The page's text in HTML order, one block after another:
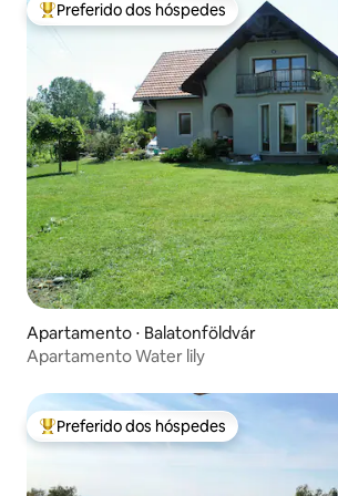
Entre os melhores preferidos dos hóspedes
Preferido dos hóspedes
Apartamento ⋅ Balatonföldvár
Apartamento Water lily
Entre os melhores preferidos dos hóspedes
Preferido dos hóspedes